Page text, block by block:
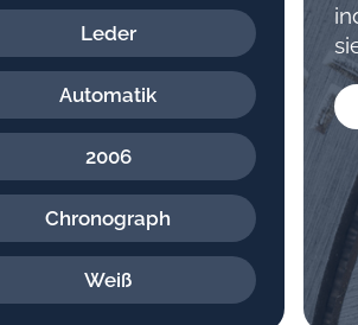
Leder
Automatik
2006
Chronograph
Weiß